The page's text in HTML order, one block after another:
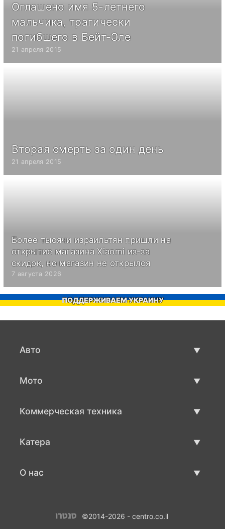
Оглашено имя 5-летнего
мальчика, трагически
погибшего в Бейт-Эле
21 апреля 2015
Вторая смерть за один день
21 апреля 2015
Более тысячи израильтян пришли на
открытие магазина Xiaomi из-за
скидок, но магазин не открылся
7 августа 2026
ПОДДЕРЖИВАЕМ УКРАИНУ
Авто
Мото
Коммерческая техника
Катера
О нас
©2014-2026 - centro.co.il